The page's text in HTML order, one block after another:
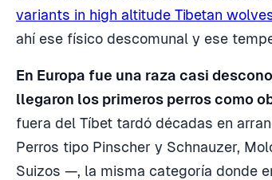
variants in high altitude Tibetan
ahí ese físico descomunal y ese
En Europa fue una raza casi
llegaron los primeros perros como
fuera del Tíbet tardó décadas en
Perros tipo Pinscher y Schnauzer,
Suizos —, la misma categoría donde